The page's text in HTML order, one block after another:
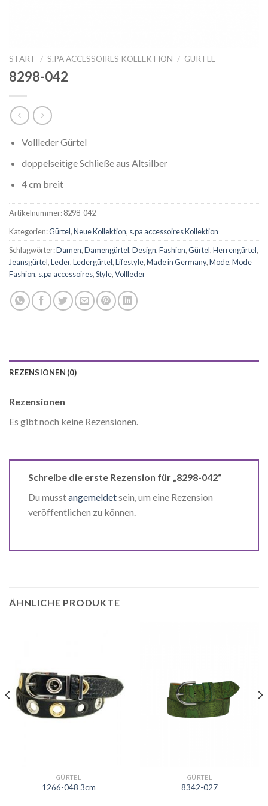
START / S.PA ACCESSOIRES KOLLEKTION / GÜRTEL
8298-042
Vollleder Gürtel
doppelseitige Schließe aus Altsilber
4 cm breit
Artikelnummer:8298-042
Kategorien:Gürtel,Neue Kollektion, s.pa accessoires Kollektion
Schlagwörter:Damen,Damengürtel,Design,Fashion,Gürtel,Herrengürtel,
Jeansgürtel,Leder,Ledergürtel,Lifestyle,Made in Germany,Mode,Mode
Fashion, s.pa accessoires,Style,Vollleder
REZENSIONEN (0)
Rezensionen
Es gibt noch keine Rezensionen.
Schreibe die erste Rezension für „8298-042“
Du musstangemeldetsein, um eine Rezension
veröffentlichen zu können.
ÄHNLICHE PRODUKTE
GÜRTEL
1266-048 3cm
GÜRTEL
8342-027